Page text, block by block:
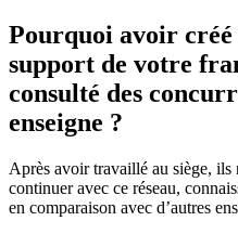
Pourquoi avoir créé
support de votre
consulté des
enseigne ?
Après avoir travaillé au siège, ils
continuer avec ce réseau,
en comparaison avec d’autres